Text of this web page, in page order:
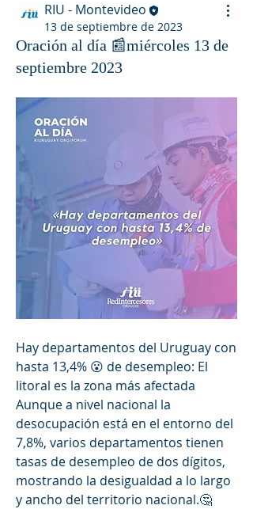
RIU - Montevideo
13 de septiembre de 2023
Oración al día 📰miércoles 13 de
septiembre 2023
Hay departamentos del Uruguay con
hasta 13,4% 😮 de desempleo: El
litoral es la zona más afectada
Aunque a nivel nacional la
desocupación está en el entorno del
7,8%, varios departamentos tienen
tasas de desempleo de dos dígitos,
mostrando la desigualdad a lo largo
y ancho del territorio nacional.🤔